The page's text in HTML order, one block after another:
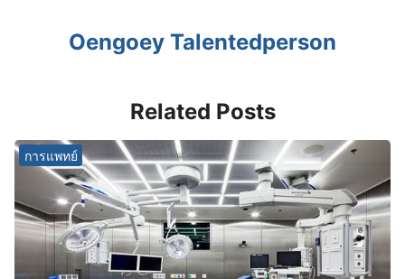
Oengoey Talentedperson
Related Posts
การแพทย์